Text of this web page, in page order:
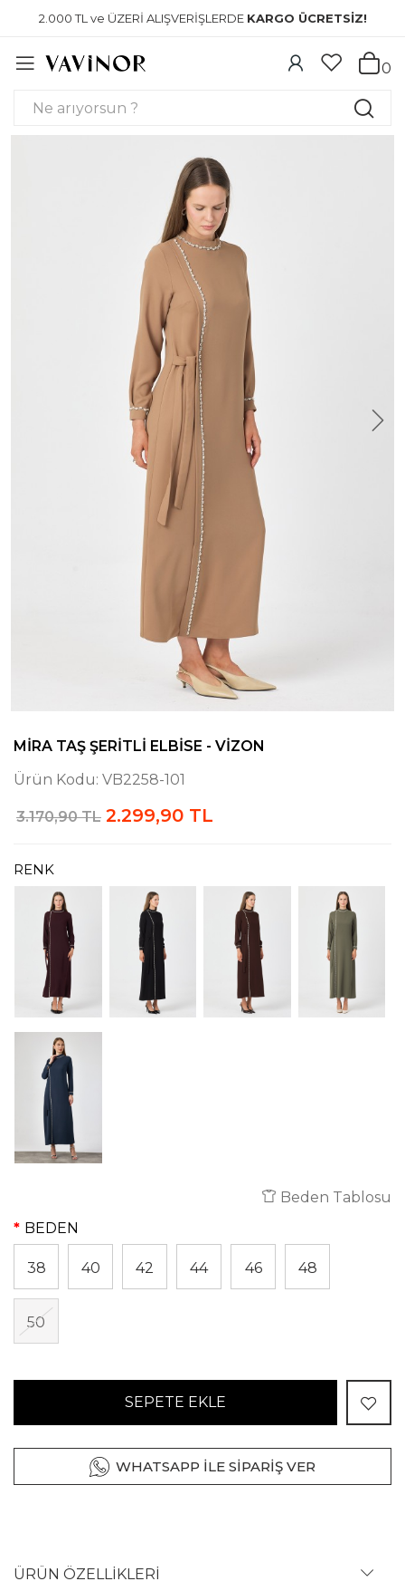
2.000 TL ve ÜZERİ ALIŞVERİŞLERDE KARGO ÜCRETSİZ!
0
MIRA TAŞ ŞERITLI ELBISE - VIZON
Ürün Kodu: VB2258-101
3.170,90 TL 2.299,90 TL
RENK
Beden Tablosu
BEDEN
38 40 42 44 46 48
50
SEPETE EKLE
WHATSAPP İLE SİPARİŞ VER
ÜRÜN ÖZELLİKLERİ